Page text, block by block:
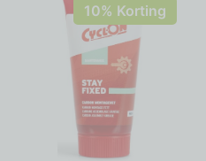
10% Korting